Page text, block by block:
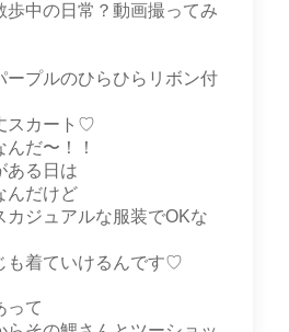
歩中の日常？動画撮ってみ
ープルのひらひらリボン付
スカート♡
だ〜！！
ある日は
んだけど
カジュアルな服装でOKな
も着ていけるんです♡
って